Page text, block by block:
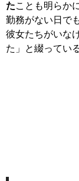
たことも明らか
勤務がない日で
彼女たちがいな
た」と綴っている